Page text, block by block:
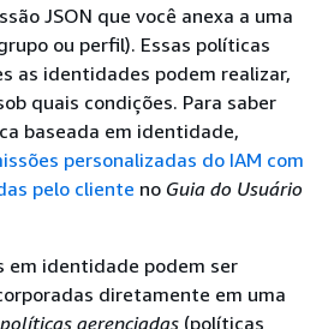
JSON que você anexa a uma
ou perfil). Essas políticas
as identidades podem realizar,
quais condições. Para saber
baseada em identidade,
personalizadas do IAM com
pelo cliente no Guia do Usuário
em identidade podem ser
diretamente em uma
políticas gerenciadas (políticas